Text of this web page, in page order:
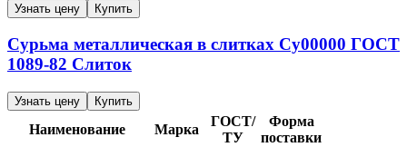
Узнать цену Купить
Сурьма металлическая в слитках Су00000 ГОСТ
1089-82 Слиток
Узнать цену Купить
Наименование Марка
ГОСТ/
ТУ
Форма
поставки